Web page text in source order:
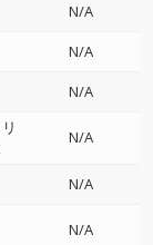
N/A
N/A
N/A
リ
N/A
N/A
N/A